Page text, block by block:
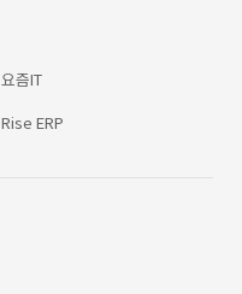
요즘IT
Rise ERP